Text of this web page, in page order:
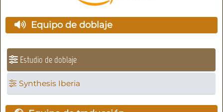
Equipo de doblaje
Estudio de doblaje
Synthesis Iberia